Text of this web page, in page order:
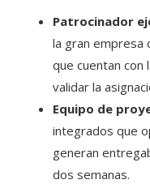
Patrocinador
la gran empresa
que cuentan con
validar la
Equipo de
integrados que
generan
dos semanas.